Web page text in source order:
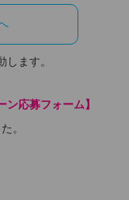
ます。
ン応募フォーム】
。